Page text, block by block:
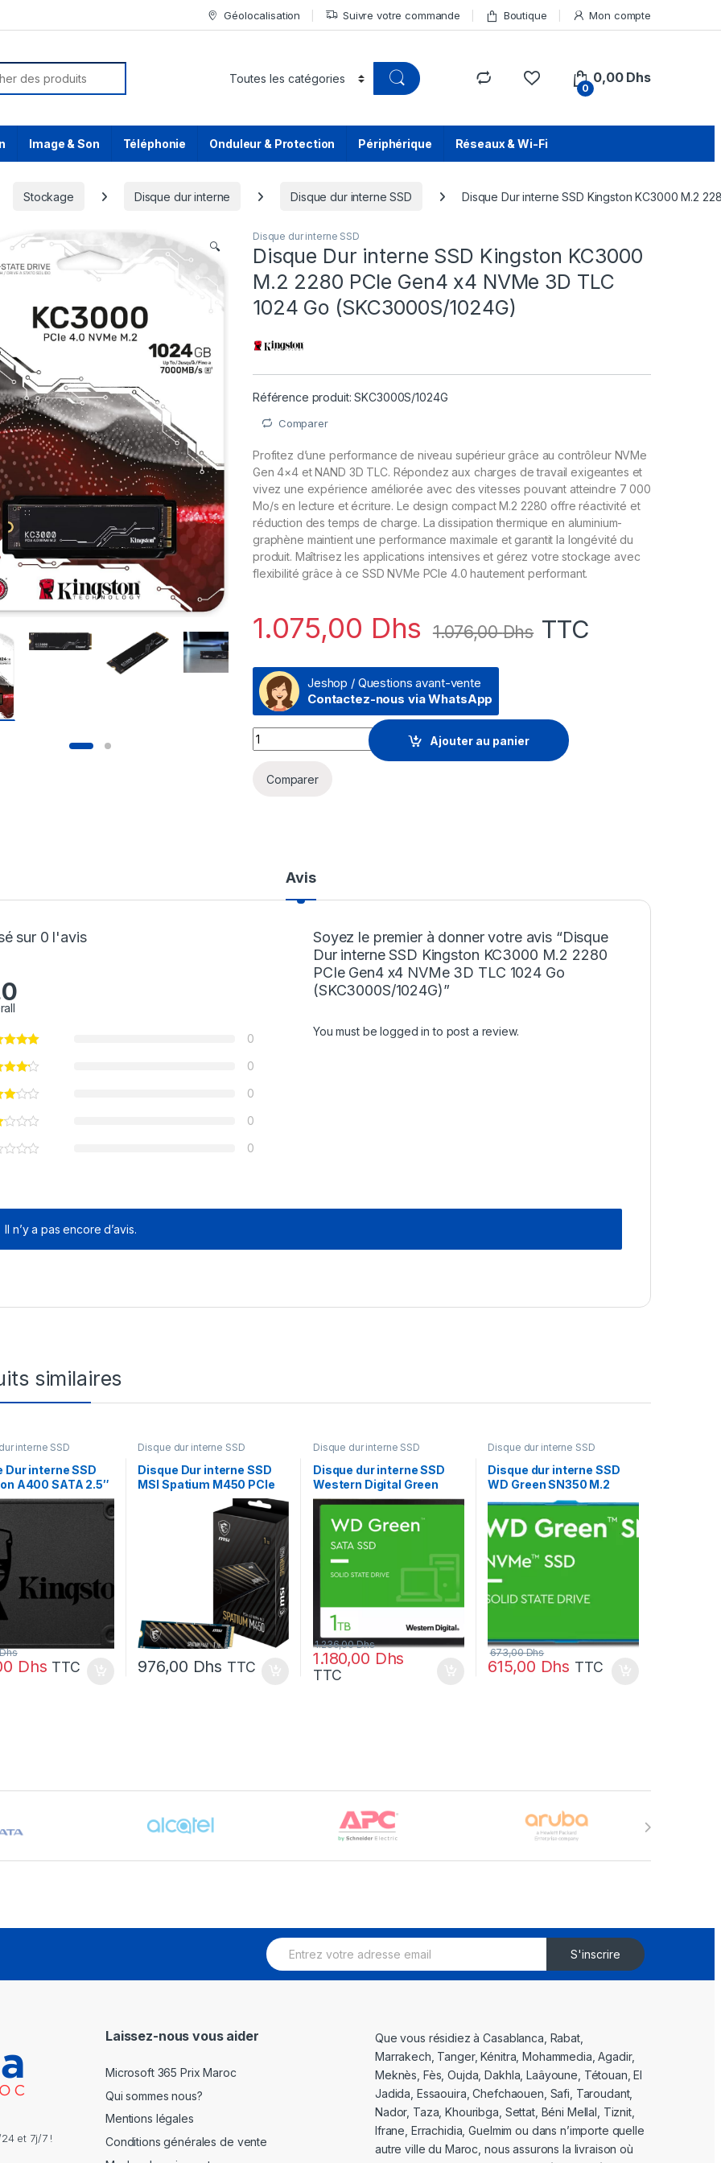
Géolocalisation Suivre votre commande Boutique Mon compte
0
0,00 Dhs
Image & Son Téléphonie Onduleur & Protection Périphérique Réseaux & Wi-Fi
Stockage Disque dur interne Disque dur interne SSD Disque Dur interne SSD Kingston KC3000 M.2
🔍
Disque dur interne SSD
Disque Dur interne SSD Kingston KC3000
M.2 2280 PCIe Gen4 x4 NVMe 3D TLC
1024 Go (SKC3000S/1024G)
Référence produit: SKC3000S/1024G
Comparer
Profitez d’une performance de niveau supérieur grâce au contrôleur NVMe
Gen 4×4 et NAND 3D TLC. Répondez aux charges de travail exigeantes et
vivez une expérience améliorée avec des vitesses pouvant atteindre 7 000
Mo/s en lecture et écriture. Le design compact M.2 2280 offre réactivité et
réduction des temps de charge. La dissipation thermique en aluminium-
graphène maintient une performance maximale et garantit la longévité du
produit. Maîtrisez les applications intensives et gérez votre stockage avec
flexibilité grâce à ce SSD NVMe PCIe 4.0 hautement performant.
1.075,00 Dhs 1.076,00Dhs TTC
Jeshop / Questions avant-vente
Contactez-nous via WhatsApp
Disque Dur interne SSD Kingston KC3000 M.2 2280 PCIe Gen4 x4 NVMe 3D TLC
Ajouter au panier
Comparer
Avis
sur 0 l'avis
0
0
0
0
0
Soyez le premier à donner votre avis “Disque
Dur interne SSD Kingston KC3000 M.2 2280
PCIe Gen4 x4 NVMe 3D TLC 1024 Go
(SKC3000S/1024G)”
You must belogged in to post a review.
Il n’y a pas encore d’avis.
similaires
interne SSD
Dur interne SSD
A400 SATA 2.5″
480G)
Dhs
Dhs
TTC
Disque dur interne SSD
Disque Dur interne SSD
MSI Spatium M450 PCIe
4.0 NVMe M.2 1To (S78-
440L980-P83)
976,00 Dhs TTC
Disque dur interne SSD
Disque dur interne SSD
Western Digital Green
SATA 2.5″ 1 To
1.180,00 Dhs
1.236,00Dhs
TTC
Disque dur interne SSD
Disque dur interne SSD
WD Green SN350 M.2
2280 PCIe Gen3 x4 3D
(WDS480G2G0C-
00AJM0)
615,00 Dhs
673,00Dhs
TTC
E
m
S'inscrire
et 7j/7 !
Laissez-nous vous aider
Microsoft 365 Prix Maroc
Qui sommes nous?
Mentions légales
Conditions générales de vente
Que vous résidiez à Casablanca, Rabat,
Marrakech, Tanger, Kénitra, Mohammedia, Agadir,
Meknès, Fès, Oujda, Dakhla, Laâyoune, Tétouan, El
Jadida, Essaouira, Chefchaouen, Safi, Taroudant,
Nador, Taza, Khouribga, Settat, Béni Mellal, Tiznit,
Ifrane, Errachidia, Guelmim ou dans n’importe quelle
autre ville du Maroc, nous assurons la livraison où